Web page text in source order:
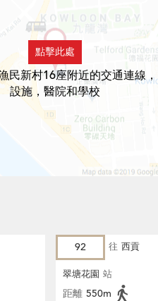
點擊此處
民新村16座附近的交通連線，
設施，醫院和學校
92 往 西貢
翠塘花園 站
距離 550m